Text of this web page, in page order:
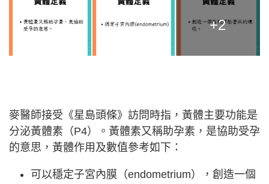
+2
麥醫師接受《星島頭條》訪問時指，黃體主要功能是
分泌黃體素（P4）。黃體素又稱助孕素，是協助受孕
的意思，黃體作用及數值參考如下：
可以穩定子宮內膜（endometrium），創造一個